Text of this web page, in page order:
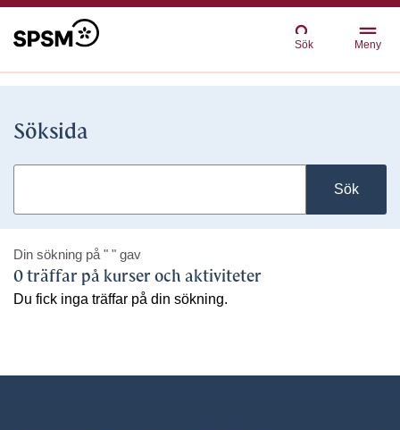
Sök Meny
Söksida
Sök
Din sökning på " " gav
0 träffar på kurser och aktiviteter
Du fick inga träffar på din sökning.